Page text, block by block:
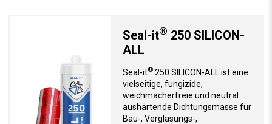
Seal-it® 250 SILICON-
ALL
Seal-it®250 SILICON-ALL ist eine
vielseitige, fungizide,
weichmacherfreie und neutral
aushärtende Dichtungsmasse für
Bau-, Verglasungs-,